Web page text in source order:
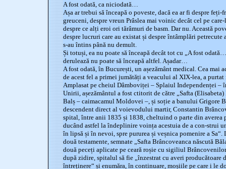
A fost odată, ca niciodată…
Așa ar trebui să înceapă o poveste, dacă ea ar fi despre feți-
greuceni, despre vreun Prâslea mai voinic decât cel pe
despre ce alți eroi ori tărâmuri de basm. Dar nu. Această
despre lucruri care au existat și despre întâmplări petrecute
s-au întins până nu demult.
Și totuși, ea nu poate să înceapă decât tot cu „A fost
derulează nu poate să înceapă altfel. Așadar…
A fost odată, în București, un așezământ medical. Cea mai
de acest fel a primei jumătăți a veacului al XIX-lea, a
Amplasat pe cheiul Dâmboviței – Splaiul Independenței –
Unirii, așezământul a fost ctitorit de către „Safta
Balș – caimacamul Moldovei –, și soție a banului Grigore
descendent direct al voievodului martir, Constantin
spital, între anii 1835 și 1838, cheltuind o parte din averea
ducând astfel la îndeplinire voința acestuia de a con-strui
în lipsă și în nevoi, spre pururea și veșnica pomenire a Sa“.
două testamente, semnate „Safta Brâncoveanca născută
două peceți aplicate pe ceară roșie cu sigiliul
după zidire, spitalul să fie „înzestrat cu averi producătoare
întreținere“ și enumăra, în continuare, moșiile pe care i le